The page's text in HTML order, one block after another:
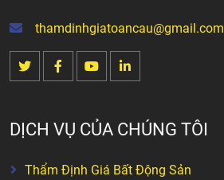
thamdinhgiatoancau@gmail.com
DỊCH VỤ CỦA CHÚNG TÔI
Thẩm Định Giá Bất Động Sản